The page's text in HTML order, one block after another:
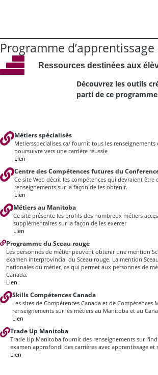
Programme
Ressources destinées aux
Découvrez les outils
parti de ce
Métiers spécialisés
Metiersspecialises.ca/ fournit tous les
poursuivre vers une carrière réussie
Lien
Centre des Compétences futures du
Ce site Web décrit les compétences qui devraient
renseignements sur la façon de les obtenir.
Lien
Métiers au Manitoba
Ce site présente les profils des nombreux métiers
supplémentaires sur la façon de les exercer
Lien
Programme du Sceau rouge
Les personnes de métier peuvent obtenir une mention
examen interprovincial du Sceau rouge. La mention
nationales du métier, ce qui permet aux personnes de
Canada.
Lien
Skills Compétences Canada
Les sites de Compétences Canada et de
renseignements sur les métiers au Manitoba et au
Lien
Trade Up Manitoba
Trade Up Manitoba fournit des renseignements sur
examen approfondi des carrières avec apprentissage
Lien